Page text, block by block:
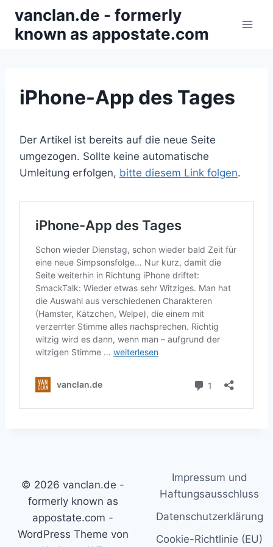
Inhalt
springen
vanclan.de - formerly
known as appostate.com
iPhone-App des Tages
Der Artikel ist bereits auf die neue Seite
umgezogen. Sollte keine automatische
Umleitung erfolgen, bitte diesem Link folgen.
© 2026 vanclan.de -
formerly known as
appostate.com -
WordPress Theme von
Impressum und
Haftungsausschluss
Datenschutzerklärung
Cookie-Richtlinie (EU)